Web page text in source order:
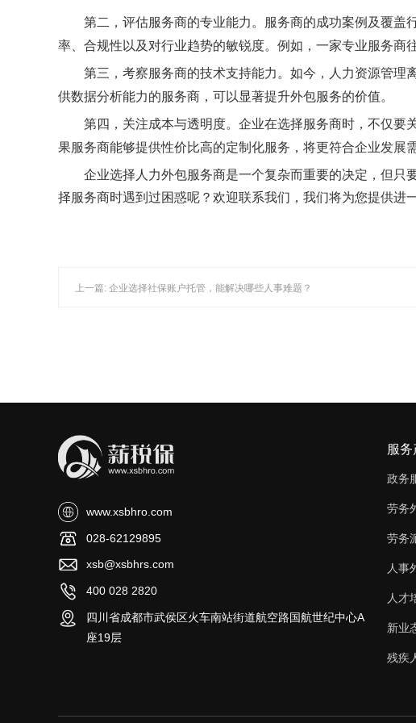
第二，评估服务商的专业能力。服务商的成功案例及覆盖
率、合规性以及对行业趋势的敏锐度。例如，一家专业服务商
第三，考察服务商的技术支持能力。如今，人力资源管理
供数据分析能力的服务商，可以显著提升外包服务的价值。
第四，关注成本与透明度。企业在选择服务商时，不仅要
果服务商能够提供性价比高的定制化服务，将更符合企业发展需
企业选择人力外包服务商是一个复杂而重要的决定，但只
择服务商时遇到过困惑呢？欢迎联系我们 ，我们将为您提供进
上一篇: 企业选择社保账户托管，能解决哪些人事难题？
www.xsbhro.com
028-62129895
xsb@xsbhrs.com
400 028 2820
四川省成都市武侯区火车南站街道航空路国航世纪中心A
座19层
服务
政务
劳务
劳务
人事
人才
新业
残疾